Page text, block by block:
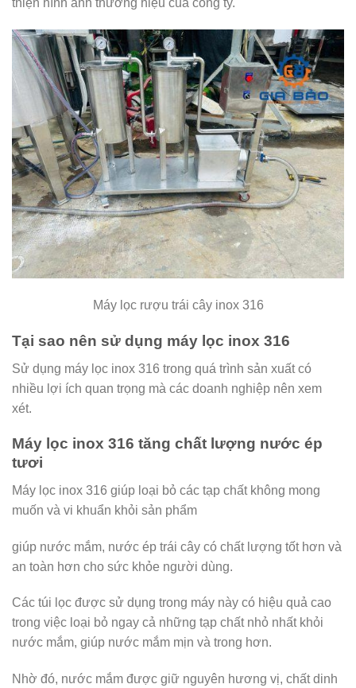
Máy lọc rượu trái cây inox 316
Tại sao nên sử dụng máy lọc inox 316
Sử dụng máy lọc inox 316 trong quá trình sản xuất có
nhiều lợi ích quan trọng mà các doanh nghiệp nên xem
xét.
Máy lọc inox 316 tăng chất lượng nước ép
tươi
Máy lọc inox 316 giúp loại bỏ các tạp chất không mong
muốn và vi khuẩn khỏi sản phẩm
giúp nước mắm, nước ép trái cây có chất lượng tốt hơn và
an toàn hơn cho sức khỏe người dùng.
Các túi lọc được sử dụng trong máy này có hiệu quả cao
trong việc loại bỏ ngay cả những tạp chất nhỏ nhất khỏi
nước mắm, giúp nước mắm mịn và trong hơn.
Nhờ đó, nước mắm được giữ nguyên hương vị, chất dinh